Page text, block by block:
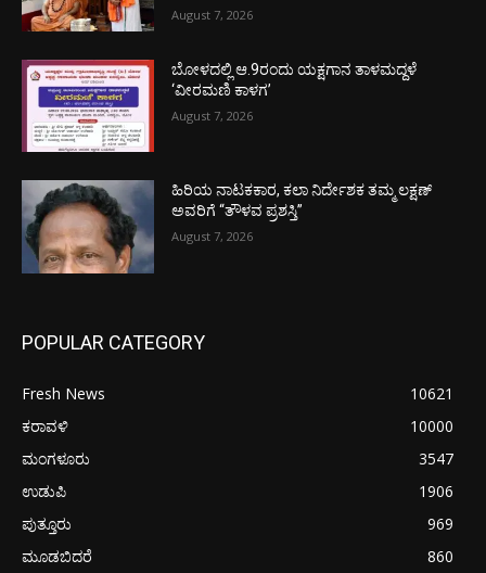
August 7, 2026
ಬೋಳದಲ್ಲಿ ಆ.9ರಂದು ಯಕ್ಷಗಾನ ತಾಳಮದ್ದಳೆ
‘ವೀರಮಣಿ ಕಾಳಗ’
August 7, 2026
ಹಿರಿಯ ನಾಟಕಕಾರ, ಕಲಾ ನಿರ್ದೇಶಕ ತಮ್ಮ ಲಕ್ಷಣ್
ಅವರಿಗೆ “ತೌಳವ ಪ್ರಶಸ್ತಿ”
August 7, 2026
POPULAR CATEGORY
Fresh News
10621
ಕರಾವಳಿ
10000
ಮಂಗಳೂರು
3547
ಉಡುಪಿ
1906
ಪುತ್ತೂರು
969
ಮೂಡಬಿದರೆ
860